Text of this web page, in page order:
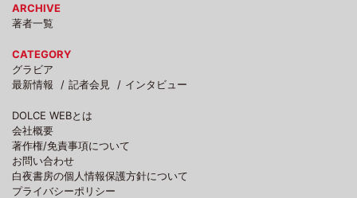
ARCHIVE
著者一覧
CATEGORY
グラビア
最新情報
記者会見 インタビュー
DOLCE WEBとは
会社概要
著作権/免責事項について
お問い合わせ
白夜書房の個人情報保護方針について
プライバシーポリシー